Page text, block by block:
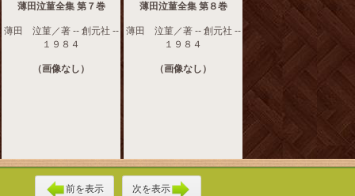
薄田泣菫全集 第７巻
薄田 泣菫／著 -- 創元社 --
１９８４
（画像なし）
薄田泣菫全集 第８巻
薄田 泣菫／著 -- 創元社 --
１９８４
（画像なし）
前を表示 次を表示